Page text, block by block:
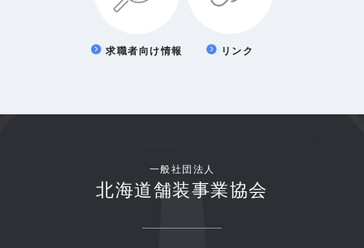
求職者向け情報 リンク
一般社団法人
北海道舗装事業協会